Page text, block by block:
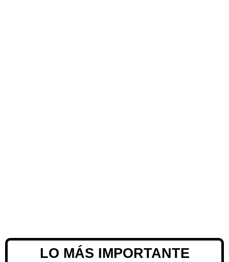
LO MÁS IMPORTANTE